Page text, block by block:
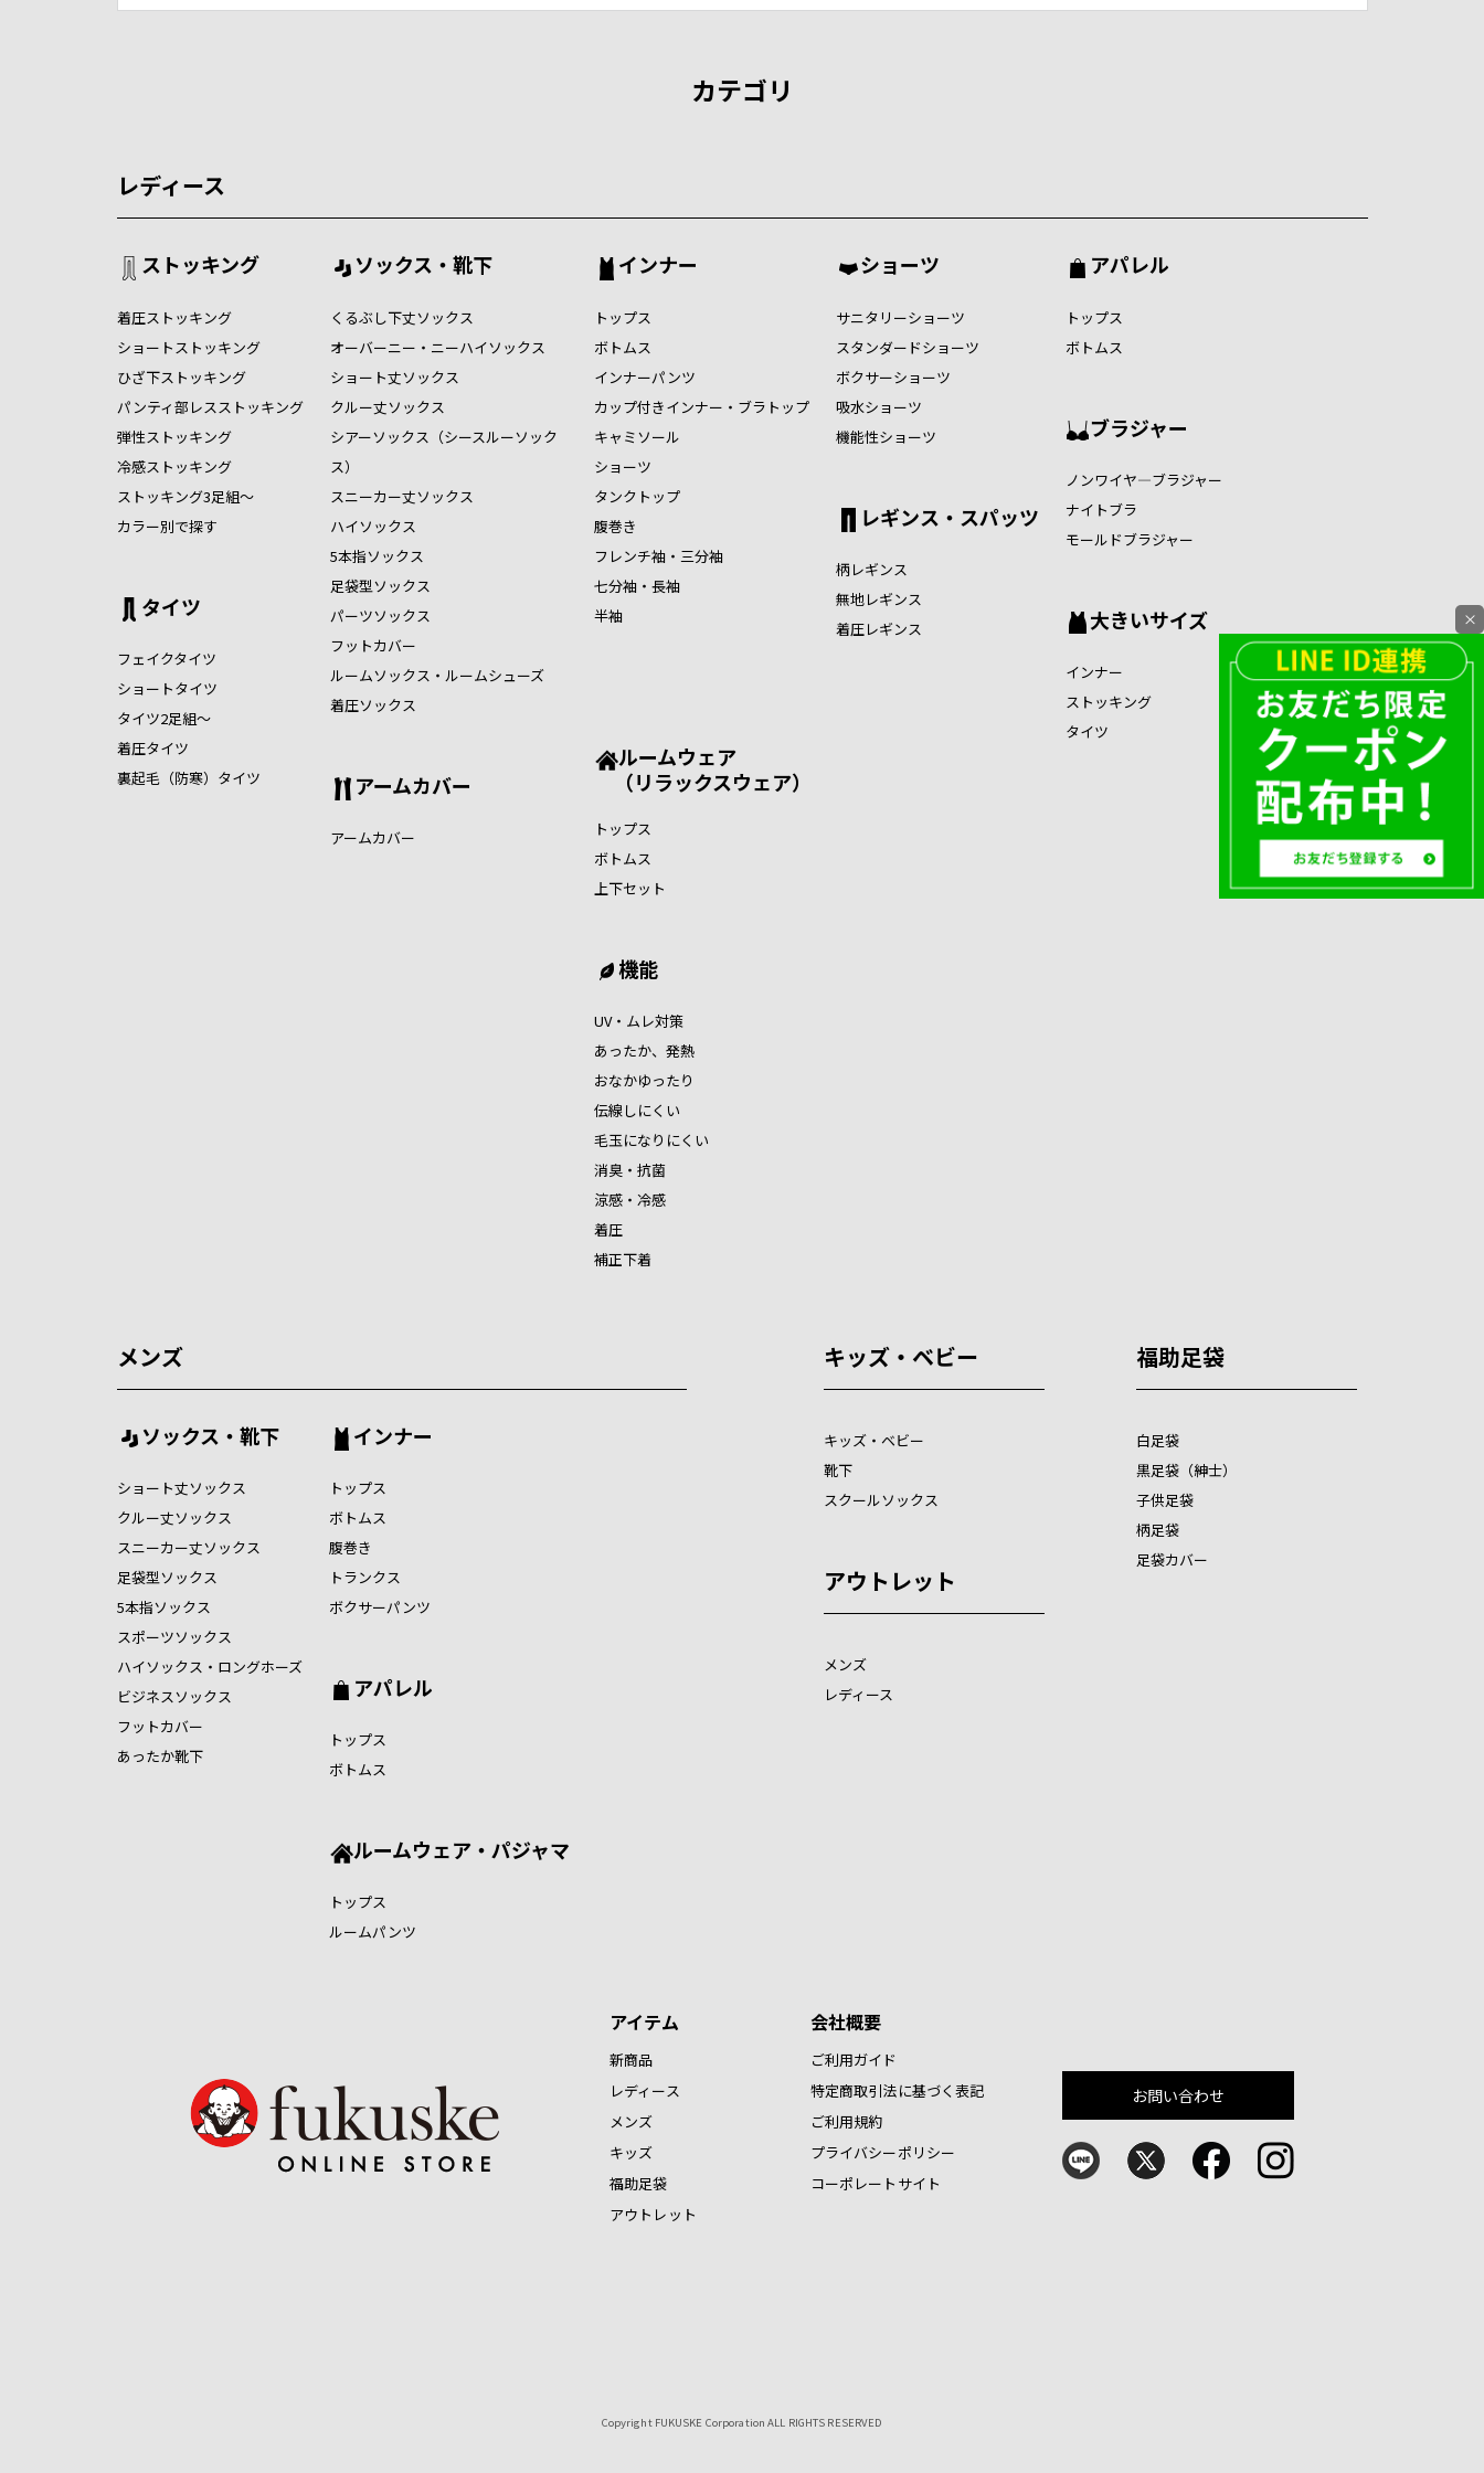
カテゴリ
レディース
ストッキング
着圧ストッキング
ショートストッキング
ひざ下ストッキング
パンティ部レスストッキング
弾性ストッキング
冷感ストッキング
ストッキング3足組～
カラー別で探す
タイツ
フェイクタイツ
ショートタイツ
タイツ2足組～
着圧タイツ
裏起毛（防寒）タイツ
ソックス・靴下
くるぶし下丈ソックス
オーバーニー・ニーハイソックス
ショート丈ソックス
クルー丈ソックス
シアーソックス（シースルーソック
ス）
スニーカー丈ソックス
ハイソックス
5本指ソックス
足袋型ソックス
パーツソックス
フットカバー
ルームソックス・ルームシューズ
着圧ソックス
アームカバー
アームカバー
インナー
トップス
ボトムス
インナーパンツ
カップ付きインナー・ブラトップ
キャミソール
ショーツ
タンクトップ
腹巻き
フレンチ袖・三分袖
七分袖・長袖
半袖
ショーツ
サニタリーショーツ
スタンダードショーツ
ボクサーショーツ
吸水ショーツ
機能性ショーツ
レギンス・スパッツ
柄レギンス
無地レギンス
着圧レギンス
アパレル
トップス
ボトムス
ブラジャー
ノンワイヤ―ブラジャー
ナイトブラ
モールドブラジャー
大きいサイズ
インナー
ストッキング
タイツ
ルームウェア
（リラックスウェア）
トップス
ボトムス
上下セット
機能
UV・ムレ対策
あったか、発熱
おなかゆったり
伝線しにくい
毛玉になりにくい
消臭・抗菌
涼感・冷感
着圧
補正下着
メンズ
ソックス・靴下
ショート丈ソックス
クルー丈ソックス
スニーカー丈ソックス
足袋型ソックス
5本指ソックス
スポーツソックス
ハイソックス・ロングホーズ
ビジネスソックス
フットカバー
あったか靴下
インナー
トップス
ボトムス
腹巻き
トランクス
ボクサーパンツ
アパレル
トップス
ボトムス
ルームウェア・パジャマ
トップス
ルームパンツ
キッズ・ベビー
キッズ・ベビー
靴下
スクールソックス
アウトレット
メンズ
レディース
福助足袋
白足袋
黒足袋（紳士）
子供足袋
柄足袋
足袋カバー
アイテム
新商品
レディース
メンズ
キッズ
福助足袋
アウトレット
会社概要
ご利用ガイド
特定商取引法に基づく表記
ご利用規約
プライバシーポリシー
コーポレートサイト
お問い合わせ
Copyright FUKUSKE Corporation ALL RIGHTS RESERVED
×